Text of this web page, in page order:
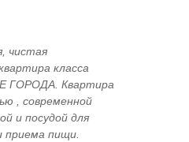
чистая
класса
ГОРОДА. Квартира
, современной
и посудой для
приема пищи.